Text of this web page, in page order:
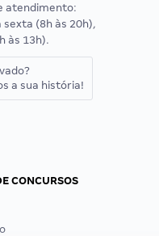
atendimento:
sexta (8h às 20h),
às 13h).
a sua história!
CONCURSOS